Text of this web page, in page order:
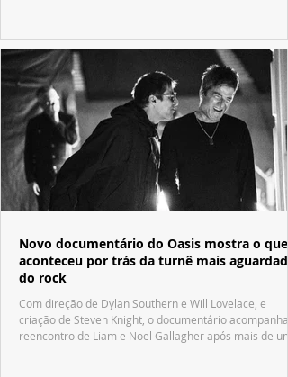
Novo documentário do Oasis mostra o que
aconteceu por trás da turnê mais aguardada
do rock
Com direção de Dylan Southern e Will Lovelace, e
criação de Steven Knight, o documentário acompanha
reencontro de Liam e Noel Gallagher após mais de